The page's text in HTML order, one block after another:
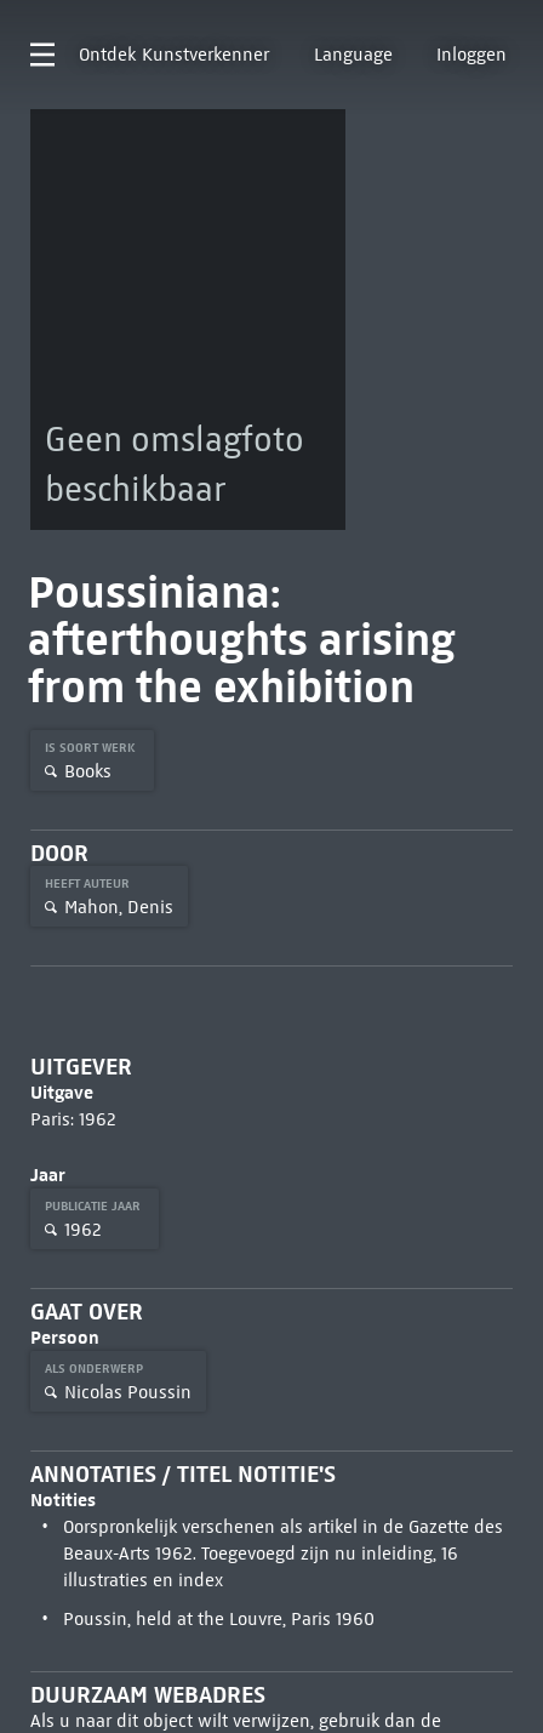
Ontdek Kunstverkenner Language Inloggen
Geen omslagfoto
beschikbaar
Poussiniana:
afterthoughts arising
from the exhibition
IS SOORT WERK
Books
DOOR
HEEFT AUTEUR
Mahon, Denis
UITGEVER
Uitgave
Paris: 1962
Jaar
PUBLICATIE JAAR
1962
GAAT OVER
Persoon
ALS ONDERWERP
Nicolas Poussin
ANNOTATIES / TITEL NOTITIE'S
Notities
Oorspronkelijk verschenen als artikel in de Gazette des
Beaux-Arts 1962. Toegevoegd zijn nu inleiding, 16
illustraties en index
Poussin, held at the Louvre, Paris 1960
DUURZAAM WEBADRES
Als u naar dit object wilt verwijzen, gebruik dan de